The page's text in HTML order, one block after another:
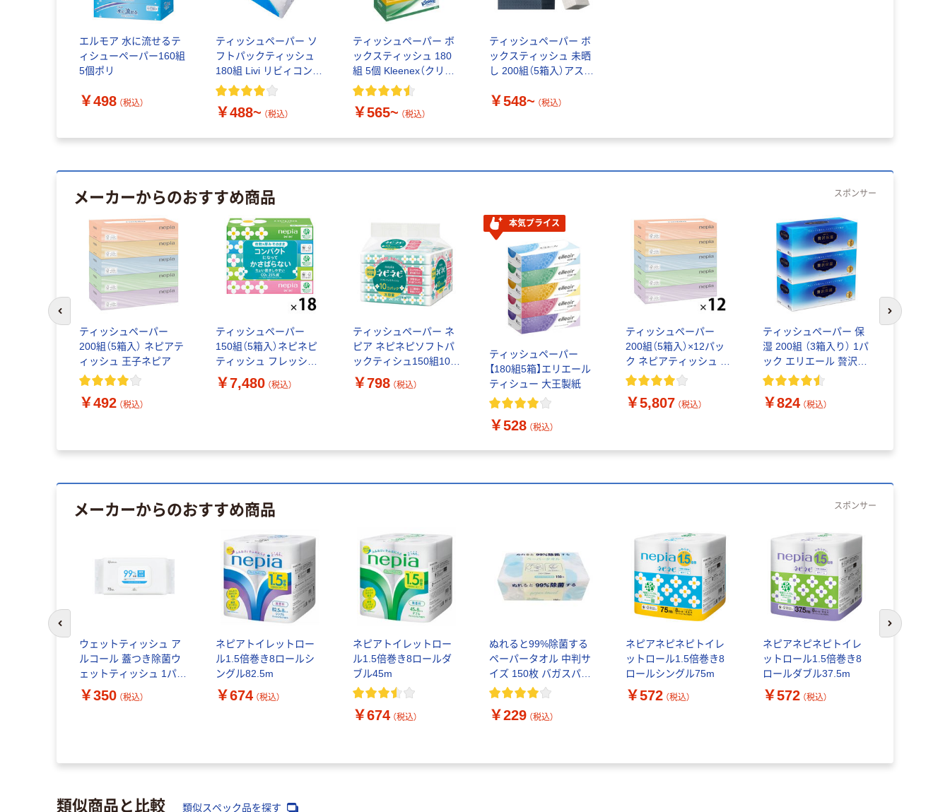
エルモア 水に流せるテ
ィシューペーパー160組
5個ポリ
￥498 （税込）
ティッシュペーパー ソ
フトパックティッシュ
180組 Livi リビィコンパ
クトティッシュ ユニバ
￥488~ （税込）
ティッシュペーパー ボ
ックスティッシュ 180
組 5個 Kleenex（クリネ
ックス） クリネックス
￥565~ （税込）
ティッシュペーパー ボ
ックスティッシュ 未晒
し 200組（5箱入）アスク
ン
￥548~ （税込）
メーカーからのおすすめ商品 スポンサー
ティッシュペーパー
200組（5箱入） ネピアテ
ィッシュ 王子ネピア
￥492 （税込）
ティッシュペーパー
150組（5箱入）ネピネピ
ティッシュ フレッシュ
パルプ 100% 1セット（1
パック（5個入）×18）王子
￥7,480 （税込）
ティッシュペーパー ネ
ピア ネピネピソフトパ
ックティシュ150組10個
パック 王子ネピア
￥798 （税込）
本気プライス
ティッシュペーパー
【180組5箱】エリエール
ティシュー 大王製紙
￥528 （税込）
ティッシュペーパー
200組（5箱入）×12パッ
ク ネピアティッシュ 王
子ネピア
￥5,807 （税込）
ティッシュペーパー 保
湿 200組 （3箱入り） 1パ
ック エリエール 贅沢保
湿 大王製紙
￥824 （税込）
次のスライド
メーカーからのおすすめ商品 スポンサー
ウェットティッシュ ア
ルコール 蓋つき除菌ウ
ェットティッシュ 1パッ
ク（70枚入） アイリスオ
ーヤマ
￥350 （税込）
ネピアトイレットロー
ル1.5倍巻き8ロールシ
ングル82.5m
￥674 （税込）
ネピアトイレットロー
ル1.5倍巻き8ロールダ
ブル45m
￥674 （税込）
ぬれると99%除菌する
ペーパータオル 中判サ
イズ 150枚 バガスパル
プ配合 今村紙工 1個
￥229 （税込）
ネピアネピネピトイレ
ットロール1.5倍巻き8
ロールシングル75m
￥572 （税込）
ネピアネピネピトイレ
ットロール1.5倍巻き8
ロールダブル37.5m
￥572 （税込）
次のスライド
類似商品と比較 類似スペック品を探す